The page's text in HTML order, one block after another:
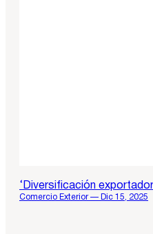
‘Diversificación
Comercio Exterior — Dic 15, 2025